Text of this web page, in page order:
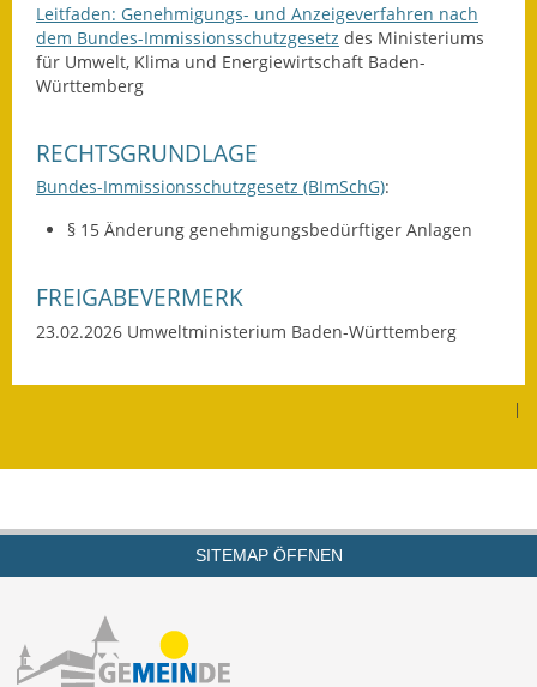
Freizeit- & Sportstätten
Gesundheit & Soziales
Termine &
Wirtschaft
Baumaßnahmen
Leitfaden: Genehmigungs- und Anzeigeverfahren nach
dem Bundes-Immissionsschutzgesetz des Ministeriums
für Umwelt, Klima und Energiewirtschaft Baden-
Württemberg
RECHTSGRUNDLAGE
Bundes-Immissionsschutzgesetz (BImSchG):
§ 15 Änderung genehmigungsbedürftiger Anlagen
FREIGABEVERMERK
23.02.2026 Umweltministerium Baden-Württemberg
|
SITEMAP ÖFFNEN